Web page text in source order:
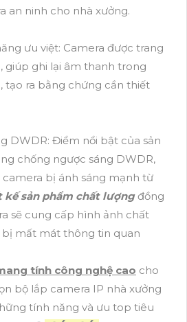
an ninh cho nhà xưởng.
ưu việt: Camera được trang
giúp ghi lại âm thanh trong
tạo ra bằng chứng cần thiết
DWDR: Điểm nổi bật của sản
chống ngược sáng DWDR,
bị ánh sáng mạnh từ
kế sản phẩm chất lượngđồng
sẽ cung cấp hình ảnh chất
bị mất mát thông tin quan
tính công nghệ cao cho
bộ lắp camera IP nhà xưởng
tính năng và ưu top tiêu